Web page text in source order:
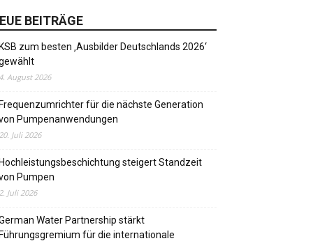
BEITRÄGE
zum besten ‚Ausbilder Deutschlands 2026‘
August 2026
für die nächste Generation
Pumpenanwendungen
Juli 2026
steigert Standzeit
Pumpen
Juli 2026
Water Partnership stärkt
für die internationale